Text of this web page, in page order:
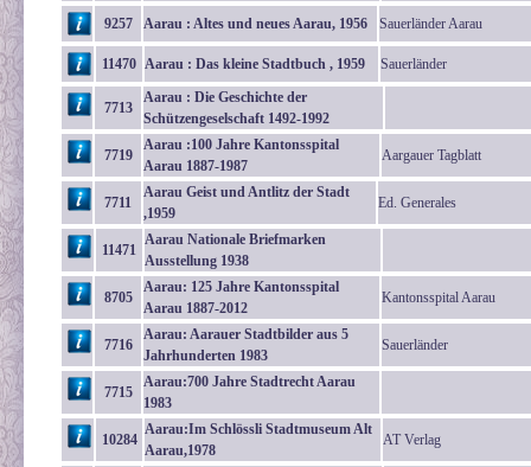
9257 Aarau : Altes und neues Aarau, 1956 Sauerländer Aarau
11470 Aarau : Das kleine Stadtbuch , 1959 Sauerländer
7713
Aarau : Die Geschichte der
Schützengeselschaft 1492-1992
7719
Aarau :100 Jahre Kantonsspital
Aarau 1887-1987
Aargauer Tagblatt
7711
Aarau Geist und Antlitz der Stadt
,1959
Ed. Generales
11471
Aarau Nationale Briefmarken
Ausstellung 1938
8705
Aarau: 125 Jahre Kantonsspital
Aarau 1887-2012
Kantonsspital Aarau
7716
Aarau: Aarauer Stadtbilder aus 5
Jahrhunderten 1983
Sauerländer
7715
Aarau:700 Jahre Stadtrecht Aarau
1983
10284
Aarau:Im Schlössli Stadtmuseum Alt
Aarau,1978
AT Verlag